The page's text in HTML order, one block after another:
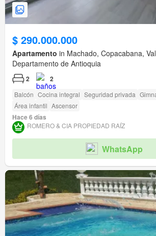
$ 290.000.000
Apartamento in Machado, Copacabana,
Departamento de Antioquia
2 2
Balcón Cocina integral Seguridad privada
Área infantil Ascensor
Hace 6 días
ROMERO & CIA PROPIEDAD RAÍ­Z
WhatsApp